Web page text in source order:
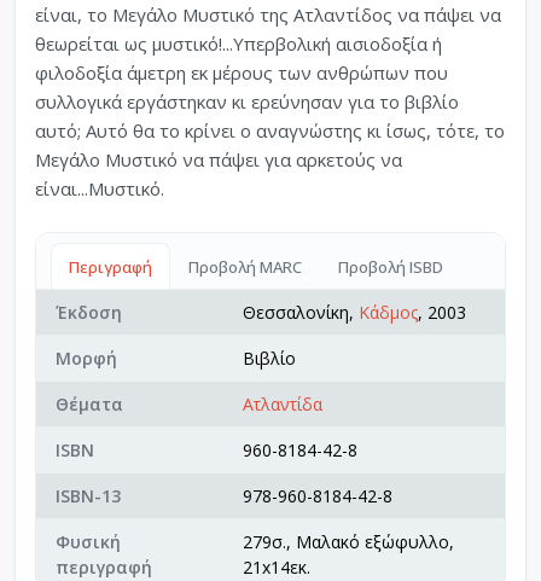
είναι, το Μεγάλο Μυστικό της Ατλαντίδος να πάψει να
θεωρείται ως μυστικό!...Υπερβολική αισιοδοξία ή
φιλοδοξία άμετρη εκ μέρους των ανθρώπων που
συλλογικά εργάστηκαν κι ερεύνησαν για το βιβλίο
αυτό; Αυτό θα το κρίνει ο αναγνώστης κι ίσως, τότε, το
Μεγάλο Μυστικό να πάψει για αρκετούς να
είναι...Μυστικό.
Περιγραφή Προβολή MARC Προβολή ISBD
Έκδοση Θεσσαλονίκη, Κάδμος, 2003
Μορφή
Βιβλίο
Θέματα
Ατλαντίδα
ISBN
960-8184-42-8
ISBN-13
978-960-8184-42-8
Φυσική
περιγραφή
279σ., Μαλακό εξώφυλλο,
21x14εκ.